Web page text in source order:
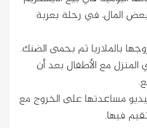
المال، في رحلة بعربة
بالملاريا ثم بحمى الضنك.
مع الأطفال بعد أن
مساعدتها على الخروج مع
فيها.